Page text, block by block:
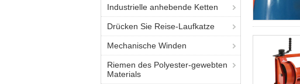
Industrielle anhebende Ketten
Drücken Sie Reise-Laufkatze
Mechanische Winden
Riemen des Polyester-gewebten
Materials